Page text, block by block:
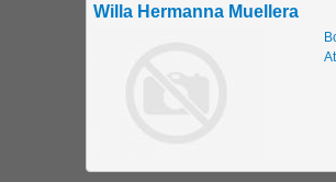
Willa Hermanna Muellera